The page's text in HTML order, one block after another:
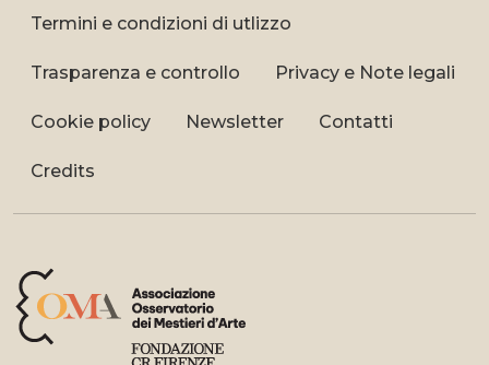
Termini e condizioni di utlizzo
Trasparenza e controllo Privacy e Note legali
Cookie policy Newsletter Contatti
Credits